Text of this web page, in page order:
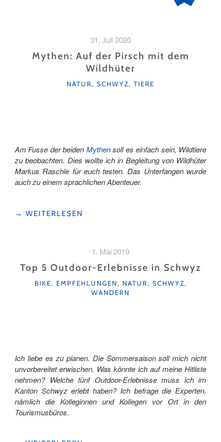
31. Juli 2020
Mythen: Auf der Pirsch mit dem
Wildhüter
KATEGORIEN
NATUR, SCHWYZ, TIERE
Am Fusse der beiden Mythensoll es einfach sein, Wildtiere
zu beobachten. Dies wollte ich in Begleitung von Wildhüter
Markus Raschle für euch testen. Das Unterfangen wurde
auch zu einem sprachlichen Abenteuer.
"MYTHEN:
DEM
WILDHÜTER"
→ WEITERLESEN
1. Mai 2019
Top 5 Outdoor-Erlebnisse in Schwyz
KATEGORIEN
BIKE, EMPFEHLUNGEN, NATUR, SCHWYZ,
WANDERN
Ich liebe es zu planen. Die Sommersaison soll mich nicht
unvorbereitet erwischen. Was könnte ich auf meine Hitliste
nehmen? Welche fünf Outdoor-Erlebnisse muss ich im
Kanton Schwyz erlebt haben? Ich befrage die Experten,
nämlich die Kolleginnen und Kollegen vor Ort in den
Tourismusbüros.